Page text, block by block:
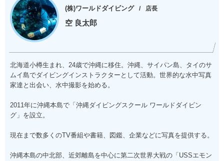
(株)ワールドダイビング 店長
空 良太郎
北海道小樽生まれ、24歳で沖縄に移住。沖縄、サイパン島、タイのサ
ムイ島でダイビングインストラクターとして活動。世界的な水中写真
家達と出会い、水中撮影を始める。
2011年に沖縄本島で「沖縄ダイビングスクール ワールドダイビン
グ」を設立。
現在まで数多くのTV番組や書籍、図鑑、企業などに写真を提供する。
沖縄本島の中北部、近郊離島を中心に第二次世界大戦の「USSエモン